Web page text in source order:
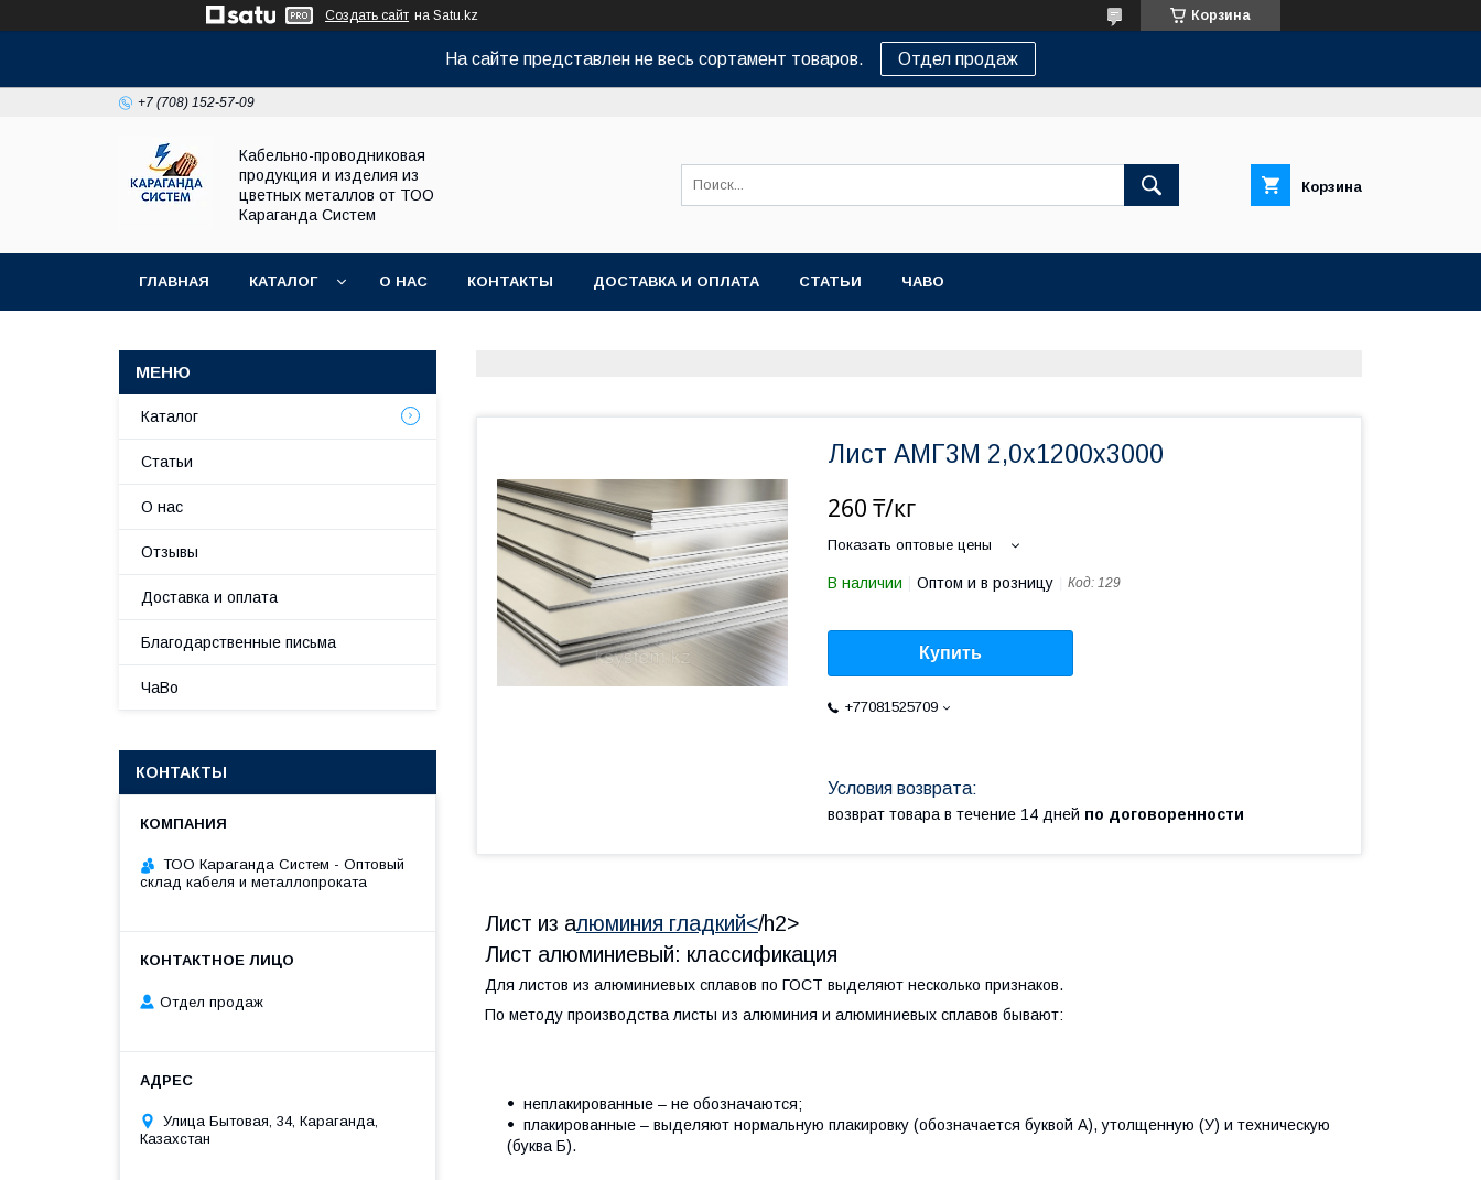
Создать сайт на Satu.kz Корзина
На сайте представлен не весь сортамент товаров. Отдел продаж
+7 (708) 152-57-09
Кабельно-проводниковая
продукция и изделия из
цветных металлов от ТОО
Караганда Систем
Корзина
ГЛАВНАЯ КАТАЛОГ О НАС КОНТАКТЫ ДОСТАВКА И ОПЛАТА СТАТЬИ ЧАВО
Лист АМГ3М 2,0х1200х3000
260 ₸/кг
Показать оптовые цены
В наличии Оптом и в розницу Код: 129
Купить
+77081525709
возврат товара в течение 14 дней по договоренности
Лист из алюминия гладкий</h2>
Лист алюминиевый: классификация
Для листов из алюминиевых сплавов по ГОСТ выделяют несколько признаков.
По методу производства листы из алюминия и алюминиевых сплавов бывают:
неплакированные – не обозначаются;
плакированные – выделяют нормальную плакировку (обозначается буквой А), утолщенную (У) и техническую
(буква Б).
Каталог
Статьи
О нас
Отзывы
Доставка и оплата
Благодарственные письма
ЧаВо
КОНТАКТЫ
ТОО Караганда Систем - Оптовый
склад кабеля и металлопроката
Отдел продаж
Улица Бытовая, 34, Караганда,
Казахстан